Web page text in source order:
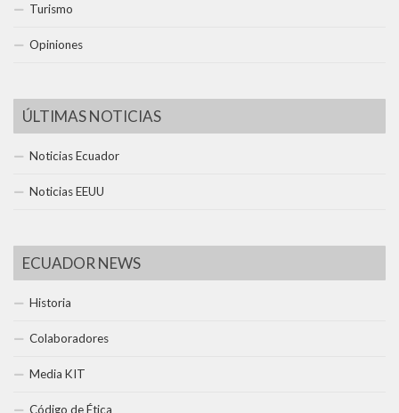
Turismo
Opiniones
ÚLTIMAS NOTICIAS
Noticias Ecuador
Noticias EEUU
ECUADOR NEWS
Historia
Colaboradores
Media KIT
Código de Ética